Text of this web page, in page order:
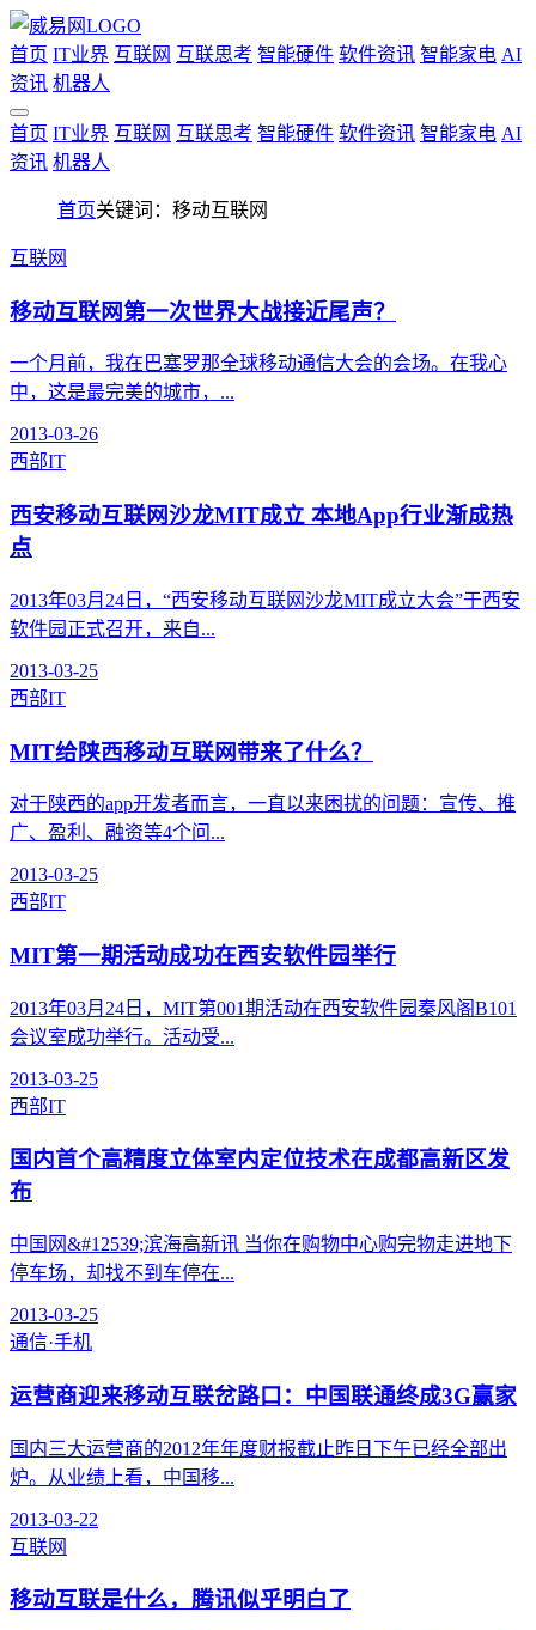
首页 IT业界 互联网 互联思考 智能硬件 软件资讯 智能家电 AI
资讯 机器人
首页 IT业界 互联网 互联思考 智能硬件 软件资讯 智能家电 AI
资讯 机器人
首页关键词：移动互联网
互联网
移动互联网第一次世界大战接近尾声？
一个月前，我在巴塞罗那全球移动通信大会的会场。在我心
中，这是最完美的城市，...
2013-03-26
西部IT
西安移动互联网沙龙MIT成立 本地App行业渐成热
点
2013年03月24日，“西安移动互联网沙龙MIT成立大会”于西安
软件园正式召开，来自...
2013-03-25
西部IT
MIT给陕西移动互联网带来了什么？
对于陕西的app开发者而言，一直以来困扰的问题：宣传、推
广、盈利、融资等4个问...
2013-03-25
西部IT
MIT第一期活动成功在西安软件园举行
2013年03月24日，MIT第001期活动在西安软件园秦风阁B101
会议室成功举行。活动受...
2013-03-25
西部IT
国内首个高精度立体室内定位技术在成都高新区发
布
中国网&#12539;滨海高新讯 当你在购物中心购完物走进地下
停车场，却找不到车停在...
2013-03-25
通信·手机
运营商迎来移动互联岔路口：中国联通终成3G赢家
国内三大运营商的2012年年度财报截止昨日下午已经全部出
炉。从业绩上看，中国移...
2013-03-22
互联网
移动互联是什么，腾讯似乎明白了